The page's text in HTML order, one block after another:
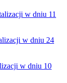
w dniu 11
w dniu 24
w dniu 10